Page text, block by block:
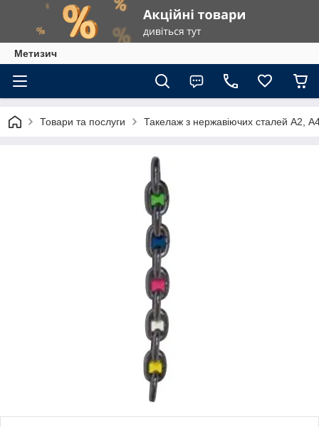
Метизич
Товари та послуги Такелаж з нержавіючих сталей А2,